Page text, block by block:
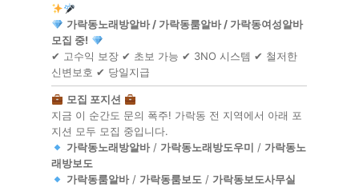
가락동노래방알바 / 가락동룸알바 / 가락동여성알바
모집 중!
✔ 고수익 보장 ✔ 초보 가능 ✔ 3NO 시스템 ✔ 철저한
신변보호 ✔ 당일지급
모집 포지션
지금 이 순간도 문의 폭주! 가락동 전 지역에서 아래 포
지션 모두 모집 중입니다.
가락동노래방알바/ 가락동노래방도우미 / 가락동노
래방보도
가락동룸알바/ 가락동룸보도 / 가락동보도사무실